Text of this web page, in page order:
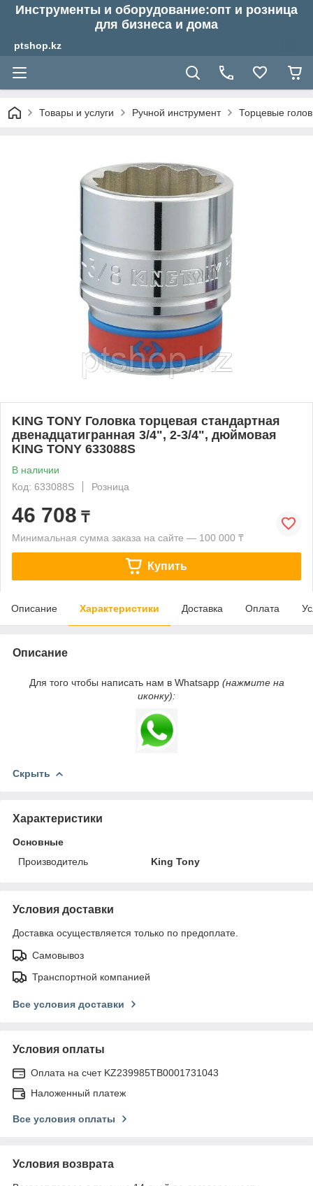
Инструменты и оборудование:опт и розница
для бизнеса и дома
ptshop.kz
Товары и услуги Ручной инструмент Торцевые
KING TONY Головка торцевая стандартная
двенадцатигранная 3/4", 2-3/4", дюймовая
KING TONY 633088S
В наличии
Код: 633088S
Розница
46 708 ₸
Минимальная сумма заказа на сайте — 100 000 ₸
Купить
Описание Характеристики Доставка Оплата
Описание
Для того чтобы написать нам в Whatsapp (нажмите на
иконку):
Скрыть
Характеристики
Основные
Производитель
King Tony
Условия доставки
Доставка осуществляется только по предоплате.
Самовывоз
Транспортной компанией
Все условия доставки
Условия оплаты
Оплата на счет KZ239985TB0001731043
Наложенный платеж
Все условия оплаты
Условия возврата